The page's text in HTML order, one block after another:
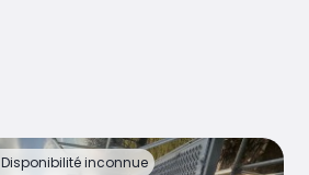
Disponibilité inconnue